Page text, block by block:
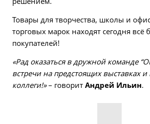
Товары для творчества, школы и
торговых марок находят сегодня всё
покупателей!
«Рад оказаться в дружной команде
встречи на предстоящих выставках
коллеги!»– говорит Андрей Ильин.